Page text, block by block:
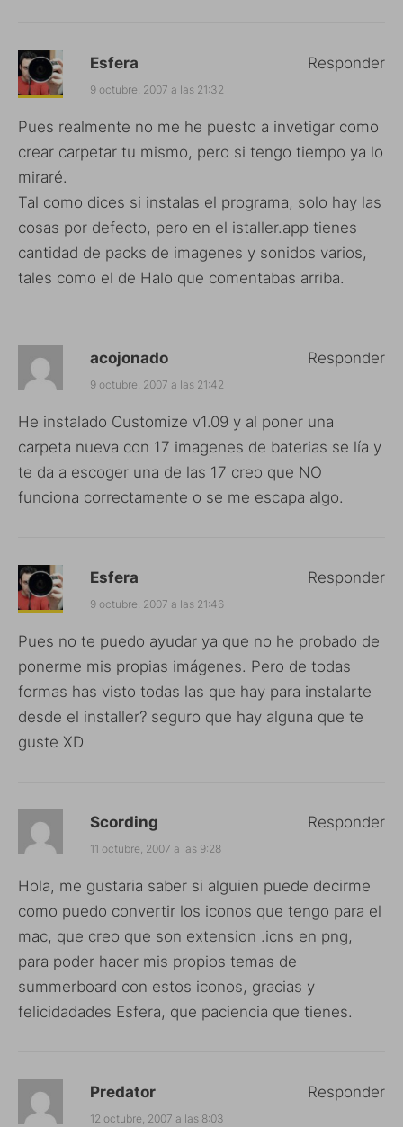
Esfera
9 octubre, 2007 a las 21:32
Pues realmente no me he puesto a invetigar como
crear carpetar tu mismo, pero si tengo tiempo ya lo
miraré.
Tal como dices si instalas el programa, solo hay las
cosas por defecto, pero en el istaller.app tienes
cantidad de packs de imagenes y sonidos varios,
tales como el de Halo que comentabas arriba.
Responder
acojonado
9 octubre, 2007 a las 21:42
He instalado Customize v1.09 y al poner una
carpeta nueva con 17 imagenes de baterias se lía y
te da a escoger una de las 17 creo que NO
funciona correctamente o se me escapa algo.
Responder
Esfera
9 octubre, 2007 a las 21:46
Pues no te puedo ayudar ya que no he probado de
ponerme mis propias imágenes. Pero de todas
formas has visto todas las que hay para instalarte
desde el installer? seguro que hay alguna que te
guste XD
Responder
Scording
11 octubre, 2007 a las 9:28
Hola, me gustaria saber si alguien puede decirme
como puedo convertir los iconos que tengo para el
mac, que creo que son extension .icns en png,
para poder hacer mis propios temas de
summerboard con estos iconos, gracias y
felicidadades Esfera, que paciencia que tienes.
Responder
Predator
12 octubre, 2007 a las 8:03
Responder